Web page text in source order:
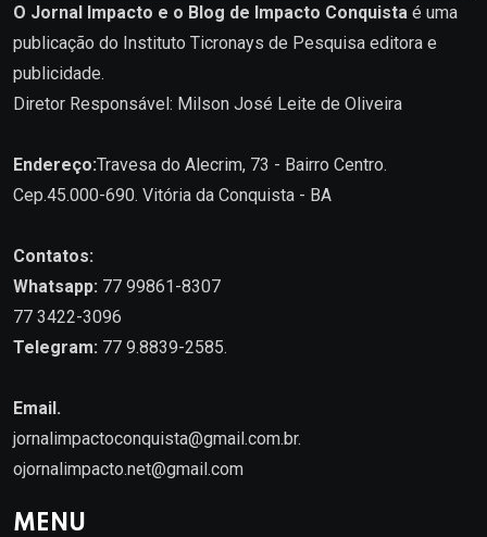
O Jornal Impacto e o Blog de Impacto Conquista é uma
publicação do Instituto Ticronays de Pesquisa editora e
publicidade.
Diretor Responsável: Milson José Leite de Oliveira
Endereço:Travesa do Alecrim, 73 - Bairro Centro.
Cep.45.000-690. Vitória da Conquista - BA
Contatos:
Whatsapp: 77 99861-8307
77 3422-3096
Telegram: 77 9.8839-2585.
Email.
jornalimpactoconquista@gmail.com.br.
ojornalimpacto.net@gmail.com
MENU